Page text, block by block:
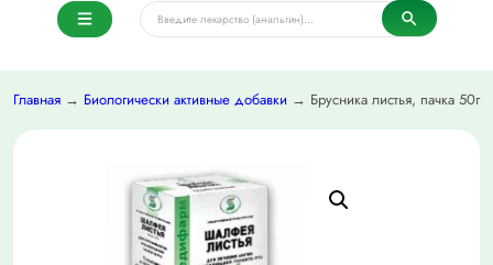
Главная → Биологически активные добавки → Брусника листья, пачка 50г